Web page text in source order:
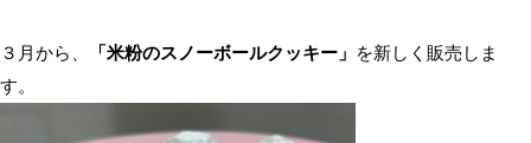
３月から、 「米粉のスノーボールクッキー」 を新しく販売しま
す。